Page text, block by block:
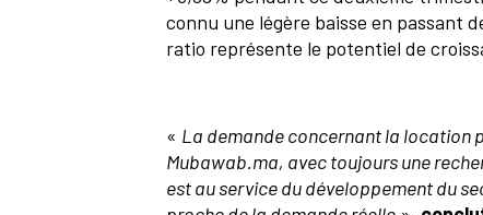
connu une légère baisse en passant
ratio représente le potentiel de
« La demande concernant la location
Mubawab.ma, avec toujours une
est au service du développement du